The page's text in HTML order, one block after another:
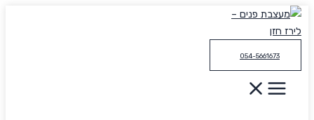
דילוג
לתוכן
054-5661673